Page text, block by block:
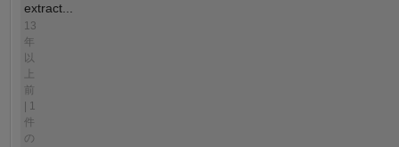
extract...
13
年
以
前
| 1
件
の